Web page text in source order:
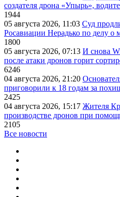
создателя дрона «Упырь»,
1944
05 августа 2026, 11:03 Суд
Росавиации Нерадько по делу о
1800
05 августа 2026, 07:13 И снова
после атаки дронов горит
6246
04 августа 2026, 21:20
приговорили к 18 годам за
2425
04 августа 2026, 15:17 Жителя
производстве дронов при
2105
Все новости